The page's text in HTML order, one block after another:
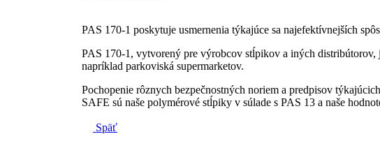
PAS 170-1 poskytuje usmernenia týkajúce sa najefektívnejších
PAS 170-1, vytvorený pre výrobcov stĺpikov a iných distribútorov,
napríklad parkoviská supermarketov.
Pochopenie rôznych bezpečnostných noriem a predpisov
SAFE sú naše polymérové ​​stĺpiky v súlade s PAS 13 a naše
Späť